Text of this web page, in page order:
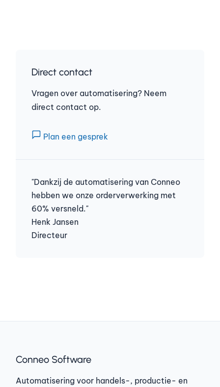
Direct contact
Vragen over automatisering? Neem
direct contact op.
Plan een gesprek
"Dankzij de automatisering van Conneo
hebben we onze orderverwerking met
60% versneld."
Henk Jansen
Directeur
Conneo Software
Automatisering voor handels-, productie- en